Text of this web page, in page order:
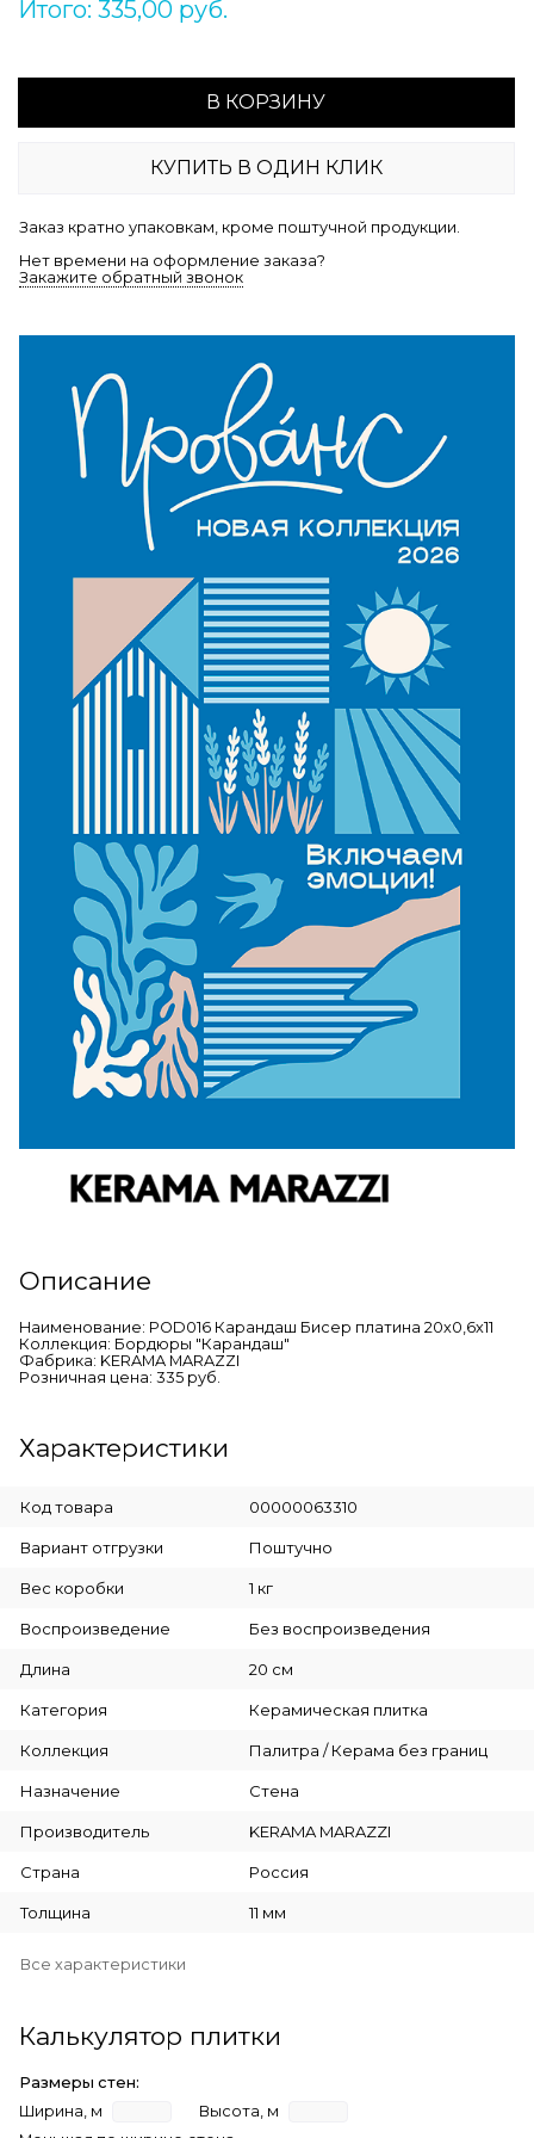
Итого: 335,00 руб.
В КОРЗИНУ
КУПИТЬ В ОДИН КЛИК
Заказ кратно упаковкам, кроме поштучной продукции.
Нет времени на оформление заказа?
Закажите обратный звонок
Описание
Наименование: POD016 Карандаш Бисер платина 20х0,6х11
Коллекция: Бордюры "Карандаш"
Фабрика: KERAMA MARAZZI
Розничная цена: 335 руб.
Характеристики
Код товара 00000063310
Вариант отгрузки Поштучно
Вес коробки 1 кг
Воспроизведение Без воспроизведения
Длина 20 см
Категория Керамическая плитка
Коллекция Палитра / Керама без границ
Назначение Стена
Производитель KERAMA MARAZZI
Страна Россия
Толщина 11 мм
Все характеристики
Калькулятор плитки
Размеры стен:
Ширина, м
Высота, м